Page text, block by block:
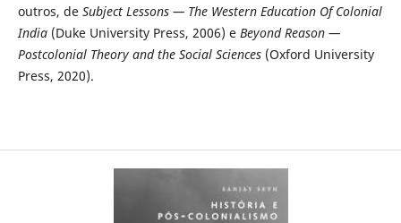
outros, de Subject Lessons — The Western Education Of Colonial
India(Duke University Press, 2006) e Beyond Reason —
Postcolonial Theory and the Social Sciences(Oxford University
Press, 2020).